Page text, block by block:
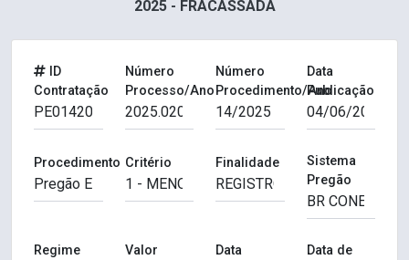
2025 - FRACASSADA
ID
Contratação
Número
Processo/Ano
Número
Procedimento/Ano
Data
Publicação
Procedimento Critério Finalidade
Sistema
Pregão
Regime
Valor
Data
Data de